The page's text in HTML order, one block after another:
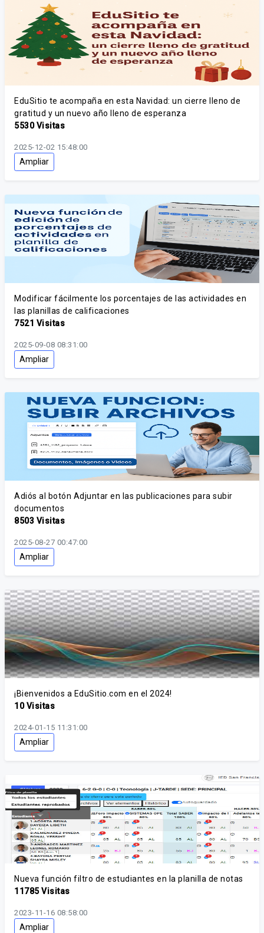
EduSitio te acompaña en esta Navidad: un cierre lleno de
gratitud y un nuevo año lleno de esperanza
5530 Visitas
2025-12-02 15:48:00
Ampliar
Modificar fácilmente los porcentajes de las actividades en
las planillas de calificaciones
7521 Visitas
2025-09-08 08:31:00
Ampliar
Adiós al botón Adjuntar en las publicaciones para subir
documentos
8503 Visitas
2025-08-27 00:47:00
Ampliar
¡Bienvenidos a EduSitio.com en el 2024!
10 Visitas
2024-01-15 11:31:00
Ampliar
Nueva función filtro de estudiantes en la planilla de notas
11785 Visitas
2023-11-16 08:58:00
Ampliar